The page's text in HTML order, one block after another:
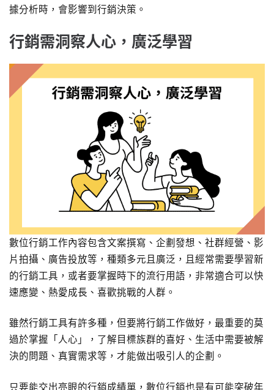
據分析時，會影響到行銷決策。
行銷需洞察人心，廣泛學習
數位行銷工作內容包含文案撰寫、企劃發想、社群經營、影
片拍攝、廣告投放等，種類多元且廣泛，且經常需要學習新
的行銷工具，或者要掌握時下的流行用語，非常適合可以快
速應變、熱愛成長、喜歡挑戰的人群。
雖然行銷工具有許多種，但要將行銷工作做好，最重要的莫
過於掌握「人心」，了解目標族群的喜好、生活中需要被解
決的問題、真實需求等，才能做出吸引人的企劃。
只要能交出亮眼的行銷成績單，數位行銷也是有可能突破年